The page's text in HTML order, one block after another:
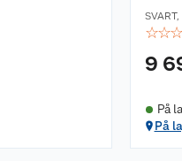
SVART,
☆☆
9
På
På